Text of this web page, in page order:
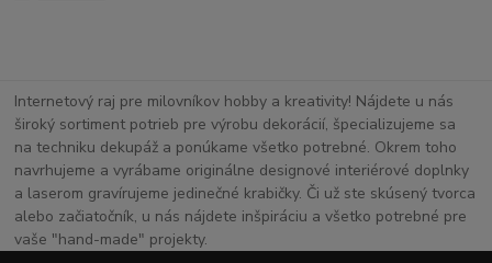
Internetový raj pre milovníkov hobby a kreativity! Nájdete u nás
široký sortiment potrieb pre výrobu dekorácií, špecializujeme sa
na techniku dekupáž a ponúkame všetko potrebné. Okrem toho
navrhujeme a vyrábame originálne designové interiérové doplnky
a laserom gravírujeme jedinečné krabičky. Či už ste skúsený tvorca
alebo začiatočník, u nás nájdete inšpiráciu a všetko potrebné pre
vaše "hand-made" projekty.